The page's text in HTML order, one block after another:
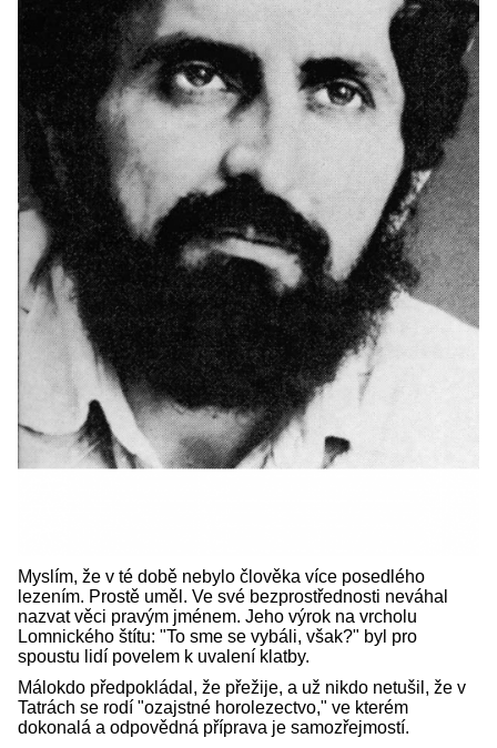
Myslím, že v té době nebylo člověka více posedlého
lezením. Prostě uměl. Ve své bezprostřednosti neváhal
nazvat věci pravým jménem. Jeho výrok na vrcholu
Lomnického štítu: "To sme se vybáli, však?" byl pro
spoustu lidí povelem k uvalení klatby.
Málokdo předpokládal, že přežije, a už nikdo netušil, že v
Tatrách se rodí "ozajstné horolezectvo," ve kterém
dokonalá a odpovědná příprava je samozřejmostí.